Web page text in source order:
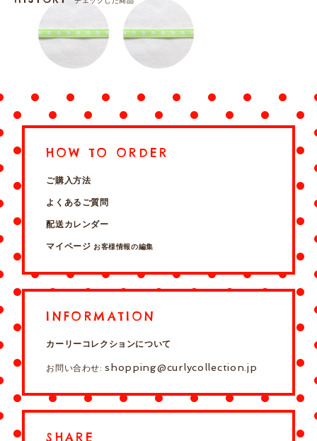
HOW TO ORDER
ご購入方法
よくあるご質問
配送カレンダー
マイページ お客様情報の編集
INFORMATION
カーリーコレクションについて
お問い合わせ:shopping@curlycollection.jp
SHARE